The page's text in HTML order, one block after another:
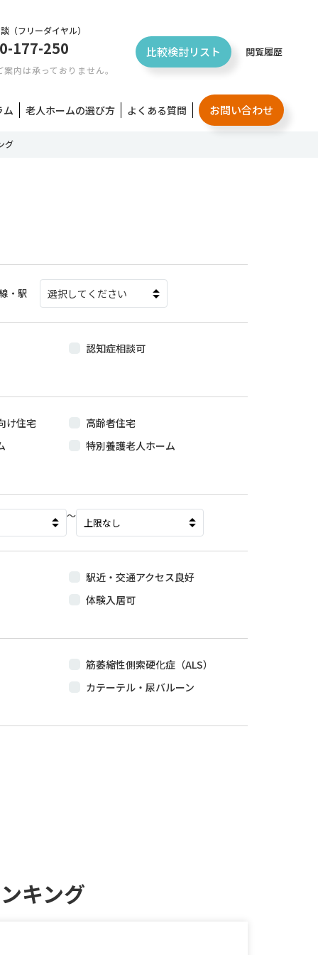
（フリーダイヤル）
177-250
内は承っておりません。
比較検討リスト 閲覧履歴
ム 老人ホームの選び方 よくある質問 お問い合わせ
グ
・駅 選択してください
認知症相談可
け住宅
高齢者住宅
特別養護老人ホーム
〜
駅近・交通アクセス良好
体験入居可
園芸・庭園あり
ネット利用可
筋萎縮性側索硬化症（ALS）
カテーテル・尿バルーン
キング